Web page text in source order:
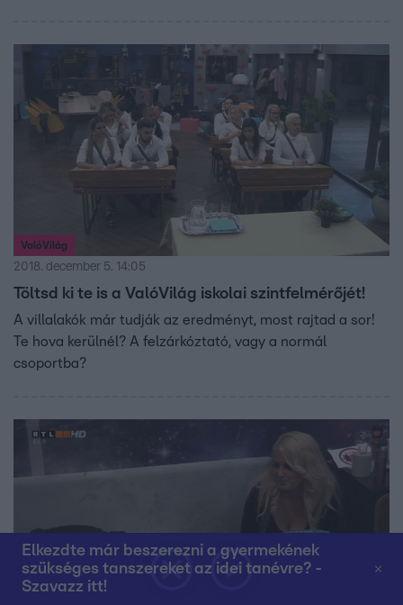
Elkezdte már beszerezni a gyermekének
szükséges tanszereket az idei tanévre? -
Szavazz itt!
ValóVilág
2018. december 5. 14:05
Töltsd ki te is a ValóVilág iskolai szintfelmérőjét!
A villalakók már tudják az eredményt, most rajtad a sor!
Te hova kerülnél? A felzárkóztató, vagy a normál
csoportba?